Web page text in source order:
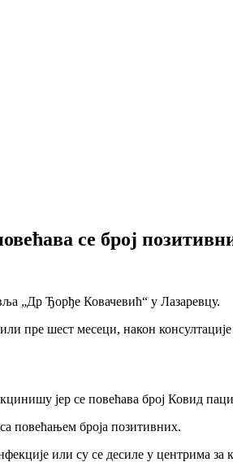
се број
„Др Ђорђе Ковачевић“ у Лазаревцу.
пре шест месеци, након
јер се повећава број Ковид
повећањем броја позитивних.
или су се десиле у центрима